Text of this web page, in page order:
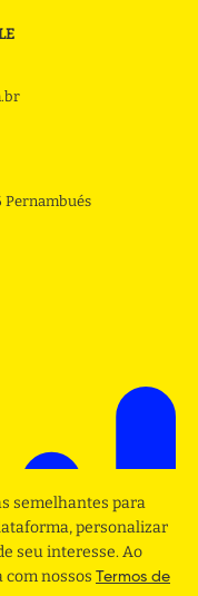
Pernambués
semelhantes para
personalizar
seu interesse. Ao
com nossos Termos de